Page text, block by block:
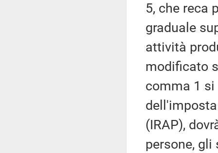
5, che reca
graduale
attività
modificato
comma 1 si
(IRAP),
persone,